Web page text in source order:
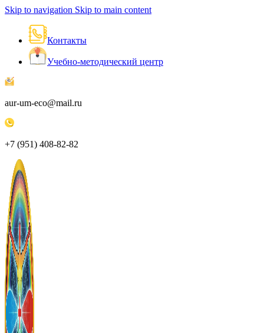
Skip to navigation Skip to main content
Контакты
Учебно-методический центр
aur-um-eco@mail.ru
+7 (951) 408-82-82